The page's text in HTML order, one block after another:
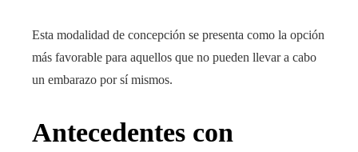
Esta modalidad de concepción se presenta como la opción
más favorable para aquellos que no pueden llevar a cabo
un embarazo por sí mismos.
Antecedentes con